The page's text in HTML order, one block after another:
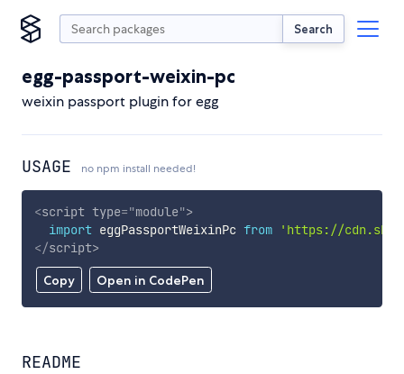
Search
egg-passport-weixin-pc
weixin passport plugin for egg
USAGE no npm install needed!
Copy Open in CodePen
<script type="module">
import eggPassportWeixinPc from
'https://
</script>
README